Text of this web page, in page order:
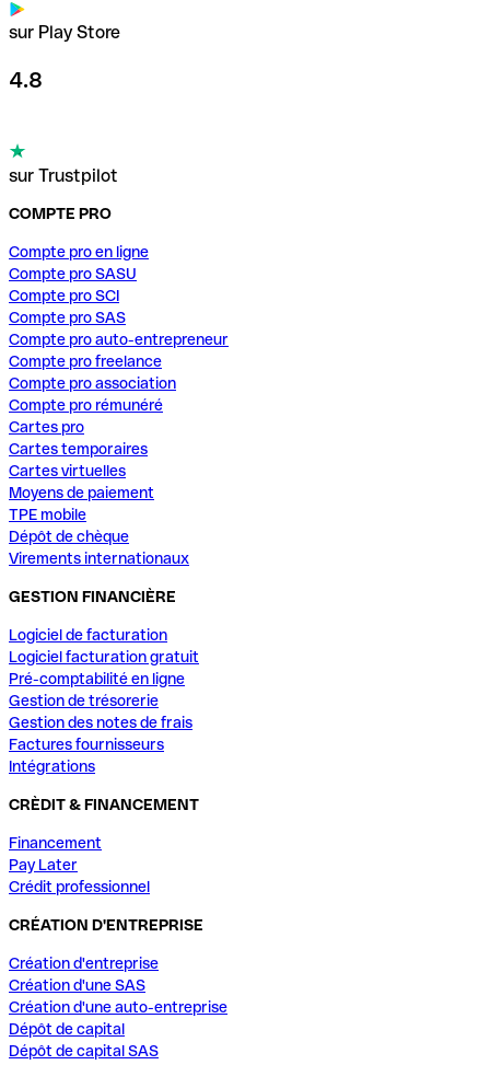
sur Play Store
4.8
sur Trustpilot
COMPTE PRO
Compte pro en ligne
Compte pro SASU
Compte pro SCI
Compte pro SAS
Compte pro auto-entrepreneur
Compte pro freelance
Compte pro association
Compte pro rémunéré
Cartes pro
Cartes temporaires
Cartes virtuelles
Moyens de paiement
TPE mobile
Dépôt de chèque
Virements internationaux
GESTION FINANCIÈRE
Logiciel de facturation
Logiciel facturation gratuit
Pré-comptabilité en ligne
Gestion de trésorerie
Gestion des notes de frais
Factures fournisseurs
Intégrations
CRÈDIT & FINANCEMENT
Financement
Pay Later
Crédit professionnel
CRÉATION D'ENTREPRISE
Création d'entreprise
Création d'une SAS
Création d'une auto-entreprise
Dépôt de capital
Dépôt de capital SAS